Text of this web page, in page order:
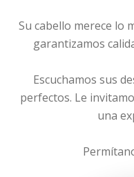
Su cabello merece lo
garantizamos
Escuchamos sus
perfectos. Le
una